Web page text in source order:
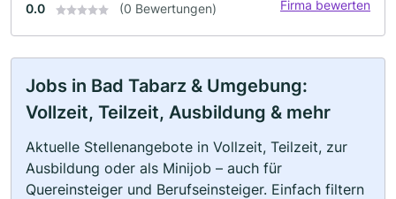
0.0 (0 Bewertungen) Firma bewerten
Jobs in Bad Tabarz & Umgebung:
Vollzeit, Teilzeit, Ausbildung & mehr
Aktuelle Stellenangebote in Vollzeit, Teilzeit, zur
Ausbildung oder als Minijob – auch für
Quereinsteiger und Berufseinsteiger. Einfach filtern